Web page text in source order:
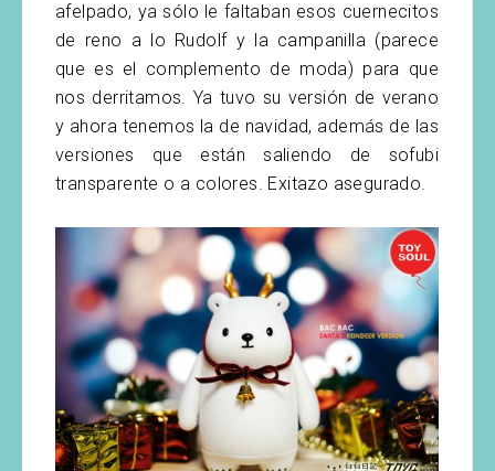
afelpado, ya sólo le faltaban esos cuernecitos
de reno a lo Rudolf y la campanilla (parece
que es el complemento de moda) para que
nos derritamos. Ya tuvo su versión de verano
y ahora tenemos la de navidad, además de las
versiones que están saliendo de sofubi
transparente o a colores. Exitazo asegurado.